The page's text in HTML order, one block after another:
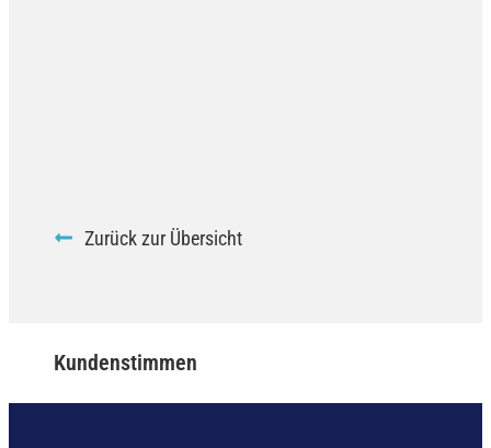
Zurück zur Übersicht
Kundenstimmen